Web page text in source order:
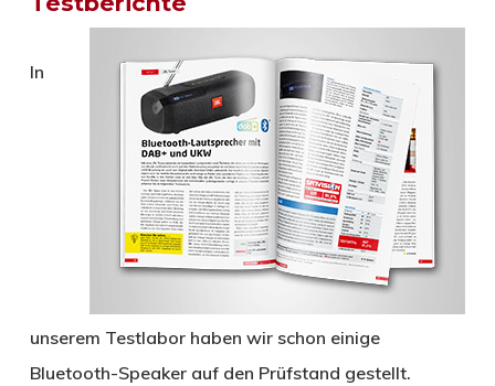
In
unserem Testlabor haben wir schon einige
Bluetooth-Speaker auf den Prüfstand gestellt.